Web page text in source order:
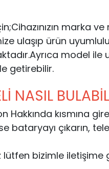
marka
ulaşıp ürün
model ile
getirebilir.
NASIL
Hakkında kısmına
bataryayı çıkarın,
bizimle iletişime